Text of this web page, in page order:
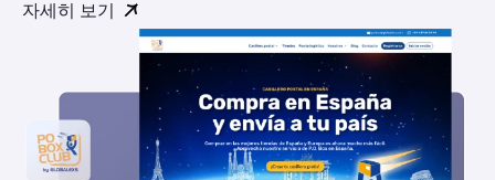
자세히 보기